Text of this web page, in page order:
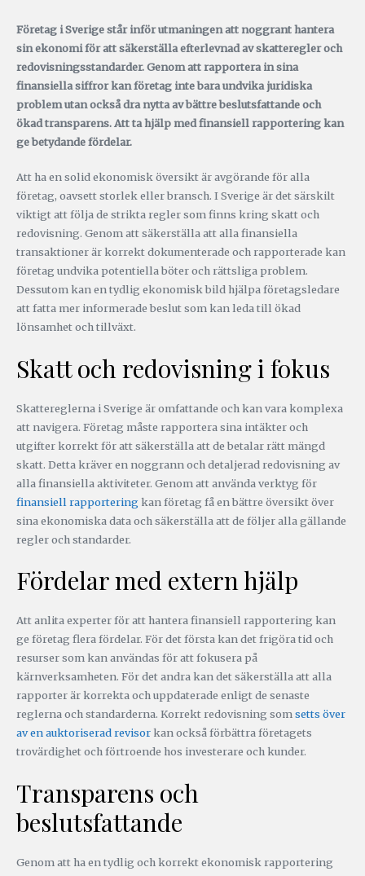
Företag i Sverige står inför utmaningen att noggrant hantera
sin ekonomi för att säkerställa efterlevnad av skatteregler och
redovisningsstandarder. Genom att rapportera in sina
finansiella siffror kan företag inte bara undvika juridiska
problem utan också dra nytta av bättre beslutsfattande och
ökad transparens. Att ta hjälp med finansiell rapportering kan
ge betydande fördelar.
Att ha en solid ekonomisk översikt är avgörande för alla
företag, oavsett storlek eller bransch. I Sverige är det särskilt
viktigt att följa de strikta regler som finns kring skatt och
redovisning. Genom att säkerställa att alla finansiella
transaktioner är korrekt dokumenterade och rapporterade kan
företag undvika potentiella böter och rättsliga problem.
Dessutom kan en tydlig ekonomisk bild hjälpa företagsledare
att fatta mer informerade beslut som kan leda till ökad
lönsamhet och tillväxt.
Skatt och redovisning i fokus
Skattereglerna i Sverige är omfattande och kan vara komplexa
att navigera. Företag måste rapportera sina intäkter och
utgifter korrekt för att säkerställa att de betalar rätt mängd
skatt. Detta kräver en noggrann och detaljerad redovisning av
alla finansiella aktiviteter. Genom att använda verktyg för
finansiell rapportering kan företag få en bättre översikt över
sina ekonomiska data och säkerställa att de följer alla gällande
regler och standarder.
Fördelar med extern hjälp
Att anlita experter för att hantera finansiell rapportering kan
ge företag flera fördelar. För det första kan det frigöra tid och
resurser som kan användas för att fokusera på
kärnverksamheten. För det andra kan det säkerställa att alla
rapporter är korrekta och uppdaterade enligt de senaste
reglerna och standarderna. Korrekt redovisning somsetts över
av en auktoriserad revisorkan också förbättra företagets
trovärdighet och förtroende hos investerare och kunder.
Transparens och
beslutsfattande
Genom att ha en tydlig och korrekt ekonomisk rapportering